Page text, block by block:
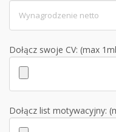
Dołącz swoje CV: (max
Dołącz list motywacyjny: